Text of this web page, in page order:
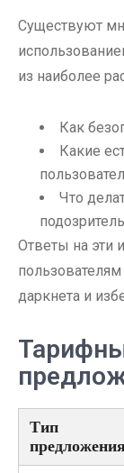
Существуют
из наиболее
Как
Какие
Что
Ответы на эти
даркнета и
Тип